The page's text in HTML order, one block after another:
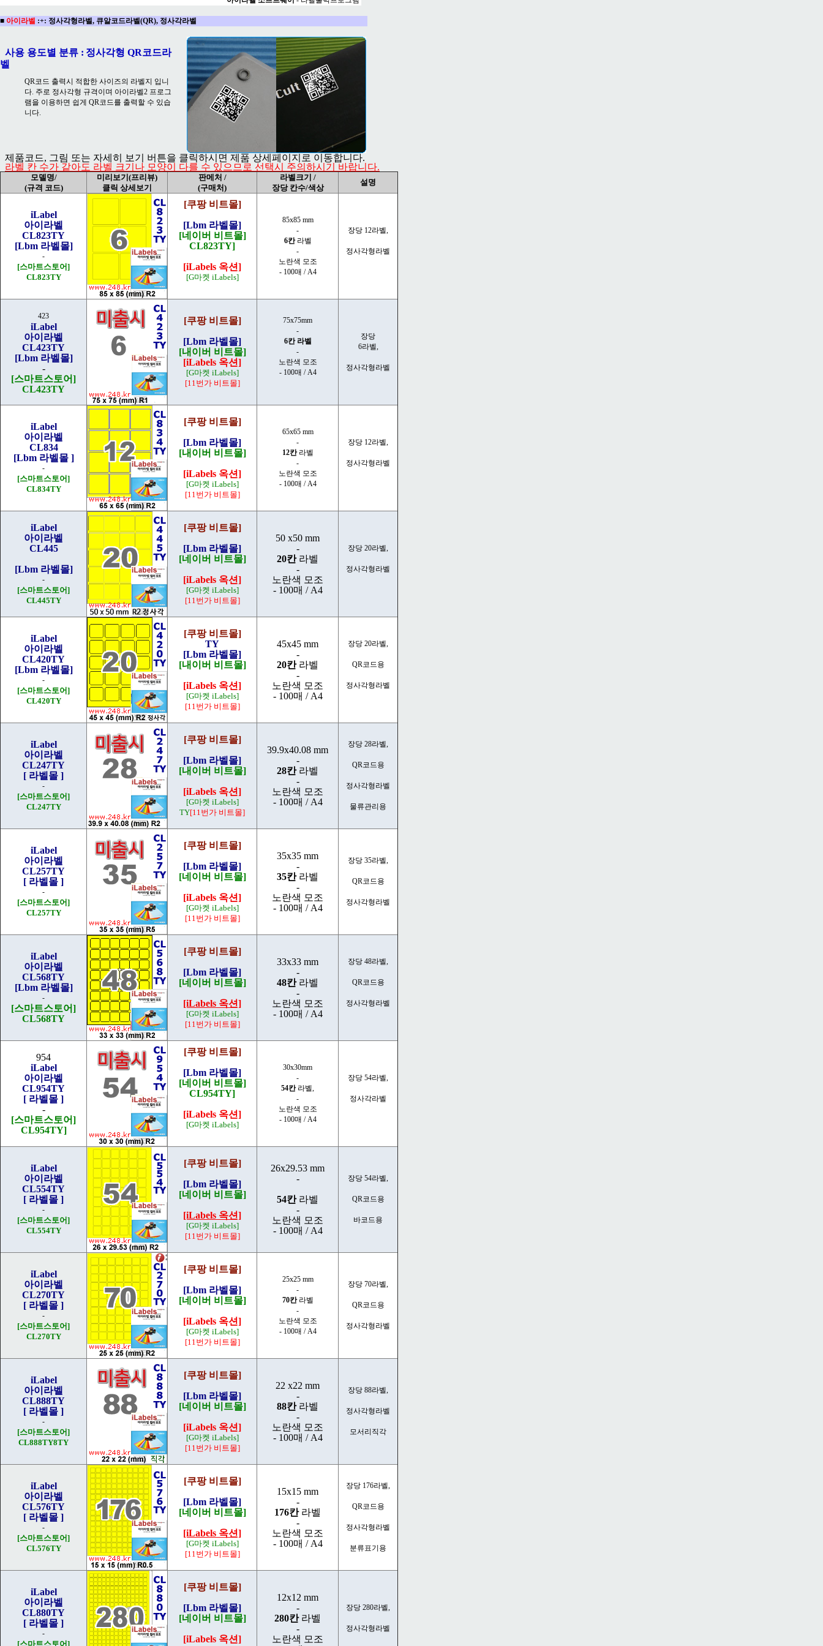
■ 아이라벨 :+: 정사각형라벨, 큐알코드라벨(QR), 정사각라벨
사용 용도별 분류 : 정사각형 QR코드라
벨
QR코드 출력시 적합한 사이즈의 라벨지 입니
다. 주로 정사각형 규격이며 아이라벨2 프로그
램을 이용하면 쉽게 QR코드를 출력할 수 있습
니다.
제품코드, 그림 또는 자세히 보기 버튼을 클릭하시면 제품 상세페이지로 이동합니다.
라벨 칸 수가 같아도 라벨 크기나 모양이 다를 수 있으므로 선택시 주의하시기 바랍니다.
모델명/
(규격 코드)
미리보기(프리뷰)
클릭 상세보기
판메처 /
(구매처)
라벨크기 /
장당 칸수/색상
설명
iLabel
아이라벨
CL823TY
[Lbm 라벨몰]
-
[스마트스토어]
CL823TY
[쿠팡 비트몰]
[Lbm 라벨몰]
[네이버 비트몰]
CL823TY]
[iLabels 옥션]
[G마켓 iLabels]
85x85 mm
-
6칸라벨
-
노란색 모조
- 100매 / A4
장당 12라벨,
정사각형라벨
423
iLabel
아이라벨
CL423TY
[Lbm 라벨몰]
-
[스마트스토어]
CL423TY
[쿠팡 비트몰]
[Lbm 라벨몰]
[내이버 비트몰]
[iLabels 옥션]
[G마켓 iLabels]
[11번가 비트몰]
75x75mm
-
6칸 라벨
-
노란색 모조
- 100매 / A4
장당
6라벨,
정사각형라벨
iLabel
아이라벨
CL834
[Lbm 라벨몰 ]
-
[스마트스토어]
CL834TY
[쿠팡 비트몰]
[Lbm 라벨몰]
[내이버 비트몰]
[iLabels 옥션]
[G마켓 iLabels]
[11번가 비트몰]
65x65 mm
-
12칸라벨
-
노란색 모조
- 100매 / A4
장당 12라벨,
정사각형라벨
iLabel
아이라벨
CL445
[Lbm 라벨몰]
-
[스마트스토어]
CL445TY
[쿠팡 비트몰]
[Lbm 라벨몰]
[네이버 비트몰]
[iLabels 옥션]
[G마켓 iLabels]
[11번가 비트몰]
50 x50 mm
-
20칸라벨
-
노란색 모조
- 100매 / A4
장당 20라벨,
정사각형라벨
iLabel
아이라벨
CL420TY
[Lbm 라벨몰]
-
[스마트스토어]
CL420TY
[쿠팡 비트몰]
TY
[Lbm 라벨몰]
[내이버 비트몰]
[iLabels 옥션]
[G마켓 iLabels]
[11번가 비트몰]
45x45 mm
-
20칸라벨
-
노란색 모조
- 100매 / A4
장당 20라벨,
QR코드용
정사각형라벨
iLabel
아이라벨
CL247TY
[ 라벨몰 ]
-
[스마트스토어]
CL247TY
[쿠팡 비트몰]
[Lbm 라벨몰]
[내이버 비트몰]
[iLabels 옥션]
[G마켓 iLabels]
TY[11번가 비트몰]
39.9x40.08 mm
-
28칸라벨
-
노란색 모조
- 100매 / A4
장당 28라벨,
QR코드용
정사각형라벨
물류관리용
iLabel
아이라벨
CL257TY
[ 라벨몰 ]
-
[스마트스토어]
CL257TY
[쿠팡 비트몰]
[Lbm 라벨몰]
[네이버 비트몰]
[iLabels 옥션]
[G마켓 iLabels]
[11번가 비트몰]
35x35 mm
-
35칸라벨
-
노란색 모조
- 100매 / A4
장당 35라벨,
QR코드용
정사각형라벨
iLabel
아이라벨
CL568TY
[Lbm 라벨몰]
-
[스마트스토어]
CL568TY
[쿠팡 비트몰]
[Lbm 라벨몰]
[네이버 비트몰]
[iLabels 옥션]
[G마켓 iLabels]
[11번가 비트몰]
33x33 mm
-
48칸라벨
-
노란색 모조
- 100매 / A4
장당 48라벨,
QR코드용
정사각형라벨
954
iLabel
아이라벨
CL954TY
[ 라벨몰 ]
-
[스마트스토어]
CL954TY]
[쿠팡 비트몰]
[Lbm 라벨몰]
[네이버 비트몰]
CL954TY]
[iLabels 옥션]
[G마켓 iLabels]
30x30mm
-
54칸라벨,
-
노란색 모조
- 100매 / A4
장당 54라벨,
정사각라벨
iLabel
아이라벨
CL554TY
[ 라벨몰 ]
-
[스마트스토어]
CL554TY
[쿠팡 비트몰]
[Lbm 라벨몰]
[네이버 비트몰]
[iLabels 옥션]
[G마켓 iLabels]
[11번가 비트몰]
26x29.53 mm
-
54칸라벨
-
노란색 모조
- 100매 / A4
장당 54라벨,
QR코드용
바코드용
iLabel
아이라벨
CL270TY
[ 라벨몰 ]
-
[스마트스토어]
CL270TY
[쿠팡 비트몰]
[Lbm 라벨몰]
[네이버 비트몰]
[iLabels 옥션]
[G마켓 iLabels]
[11번가 비트몰]
25x25 mm
-
70칸라벨
-
노란색 모조
- 100매 / A4
장당 70라벨,
QR코드용
정사각형라벨
iLabel
아이라벨
CL888TY
[ 라벨몰 ]
-
[스마트스토어]
CL888TY8TY
[쿠팡 비트몰]
[Lbm 라벨몰]
[네이버 비트몰]
[iLabels 옥션]
[G마켓 iLabels]
[11번가 비트몰]
22 x22 mm
-
88칸라벨
-
노란색 모조
- 100매 / A4
장당 88라벨,
정사각형라벨
모서리직각
iLabel
아이라벨
CL576TY
[ 라벨몰 ]
-
[스마트스토어]
CL576TY
[쿠팡 비트몰]
[Lbm 라벨몰]
[네이버 비트몰]
[iLabels 옥션]
[G마켓 iLabels]
[11번가 비트몰]
15x15 mm
-
176칸라벨
-
노란색 모조
- 100매 / A4
장당 176라벨,
QR코드용
정사각형라벨
분류표기용
iLabel
아이라벨
CL880TY
[ 라벨몰 ]
-
[스마트스토어]
[쿠팡 비트몰]
[Lbm 라벨몰]
[네이버 비트몰]
[iLabels 옥션]
12x12 mm
-
280칸라벨
-
노란색 모조
장당 280라벨,
정사각형라벨